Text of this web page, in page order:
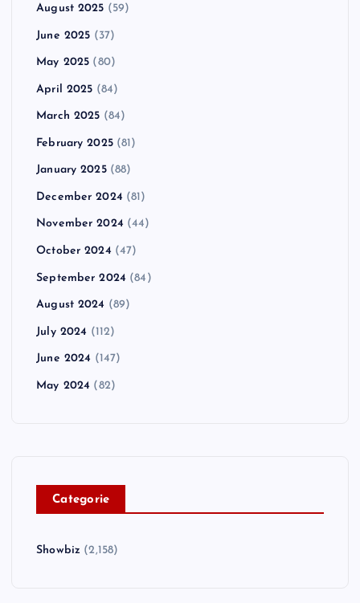
August 2025 (59)
June 2025 (37)
May 2025 (80)
April 2025 (84)
March 2025 (84)
February 2025(81)
January 2025(88)
December 2024 (81)
November 2024 (44)
October 2024 (47)
September 2024 (84)
August 2024 (89)
July 2024 (112)
June 2024 (147)
May 2024 (82)
Categorie
Showbiz (2,158)